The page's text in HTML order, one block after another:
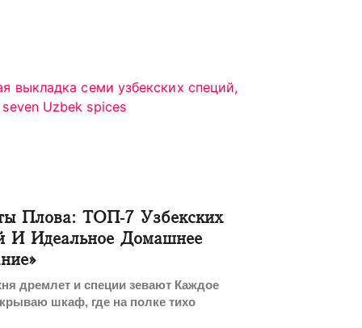
Плова: ТОП-7 Узбекских
И Идеальное Домашнее
дремлет и специи зевают Каждое
шкаф, где на полке тихо